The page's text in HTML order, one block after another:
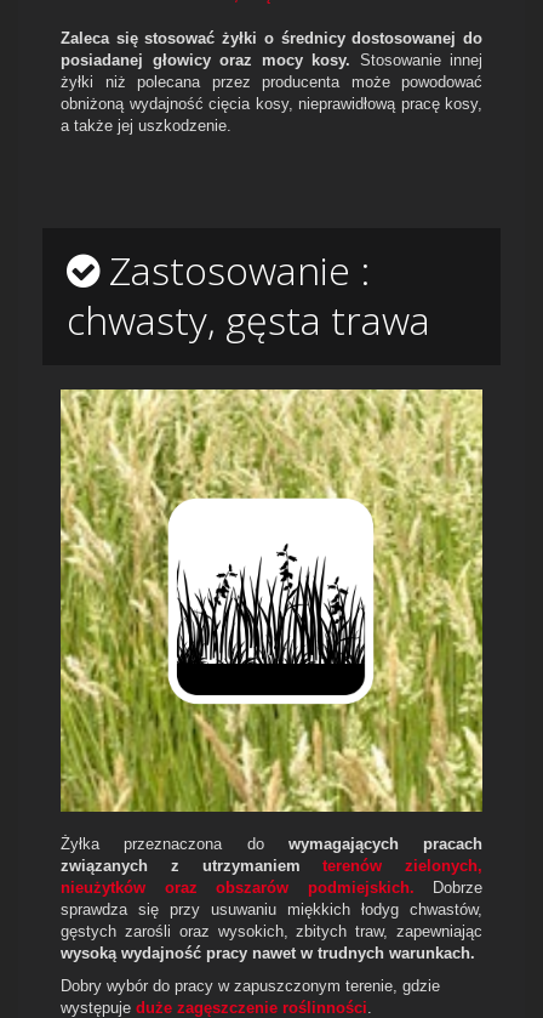
Zaleca się stosować żyłki o średnicy dostosowanej do
posiadanej głowicy oraz mocy kosy. Stosowanie innej
żyłki niż polecana przez producenta może powodować
obniżoną wydajność cięcia kosy, nieprawidłową pracę kosy,
a także jej uszkodzenie.
Zastosowanie :
chwasty, gęsta trawa
Żyłka przeznaczona do wymagających pracach
związanych z utrzymaniemterenów zielonych,
nieużytków oraz obszarów podmiejskich. Dobrze
sprawdza się przy usuwaniu miękkich łodyg chwastów,
gęstych zarośli oraz wysokich, zbitych traw, zapewniając
wysoką wydajność pracy nawet w trudnych warunkach.
Dobry wybór do pracy w zapuszczonym terenie, gdzie
występuje duże zagęszczenie roślinności